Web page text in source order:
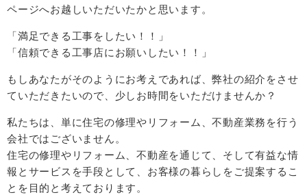
ページへお越しいただいたかと思います。
「満足できる工事をしたい！！」
「信頼できる工事店にお願いしたい！！」
もしあなたがそのようにお考えであれば、弊社の紹介をさせ
ていただきたいので、少しお時間をいただけませんか？
私たちは、単に住宅の修理やリフォーム、不動産業務を行う
会社ではございません。
住宅の修理やリフォーム、不動産を通じて、そして有益な情
報とサービスを手段として、お客様の暮らしをご提案するこ
とを目的と考えております。